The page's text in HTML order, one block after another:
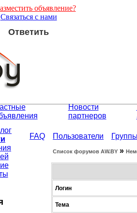
объявление?
Связаться с нами
Ответить
Новости
партнеров
FAQ Пользователи
Список форумов АW.BY »
Логин
Тема